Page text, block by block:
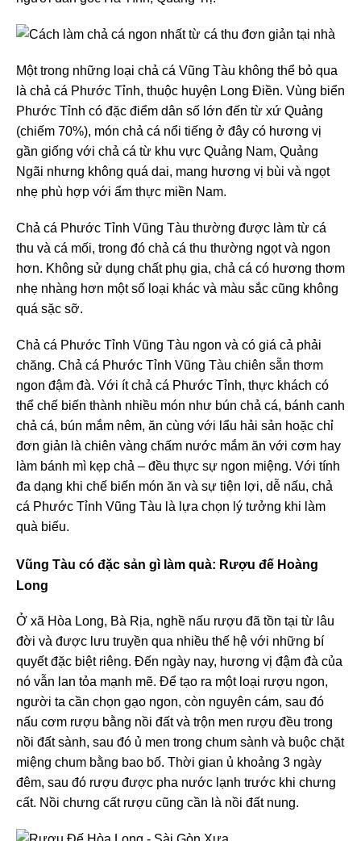
Một trong những loại chả cá Vũng Tàu không thể bỏ qua
là chả cá Phước Tỉnh, thuộc huyện Long Điền. Vùng biển
Phước Tỉnh có đặc điểm dân số lớn đến từ xứ Quảng
(chiếm 70%), món chả cá nổi tiếng ở đây có hương vị
gần giống với chả cá từ khu vực Quảng Nam, Quảng
Ngãi nhưng không quá dai, mang hương vị bùi và ngọt
nhẹ phù hợp với ẩm thực miền Nam.
Chả cá Phước Tỉnh Vũng Tàu thường được làm từ cá
thu và cá mối, trong đó chả cá thu thường ngọt và ngon
hơn. Không sử dụng chất phụ gia, chả cá có hương thơm
nhẹ nhàng hơn một số loại khác và màu sắc cũng không
quá sặc sỡ.
Chả cá Phước Tỉnh Vũng Tàu ngon và có giá cả phải
chăng. Chả cá Phước Tỉnh Vũng Tàu chiên sẵn thơm
ngon đậm đà. Với ít chả cá Phước Tỉnh, thực khách có
thể chế biến thành nhiều món như bún chả cá, bánh canh
chả cá, bún mắm nêm, ăn cùng với lẩu hải sản hoặc chỉ
đơn giản là chiên vàng chấm nước mắm ăn với cơm hay
làm bánh mì kẹp chả – đều thực sự ngon miệng. Với tính
đa dạng khi chế biến món ăn và sự tiện lợi, dễ nấu, chả
cá Phước Tỉnh Vũng Tàu là lựa chọn lý tưởng khi làm
quà biếu.
Vũng Tàu có đặc sản gì làm quà: Rượu đế Hoàng
Long
Ở xã Hòa Long, Bà Rịa, nghề nấu rượu đã tồn tại từ lâu
đời và được lưu truyền qua nhiều thế hệ với những bí
quyết đặc biệt riêng. Đến ngày nay, hương vị đậm đà của
nó vẫn lan tỏa mạnh mẽ. Để tạo ra một loại rượu ngon,
người ta cần chọn gạo ngon, còn nguyên cám, sau đó
nấu cơm rượu bằng nồi đất và trộn men rượu đều trong
nồi đất sành, sau đó ủ men trong chum sành và buộc chặt
miệng chum bằng bao bố. Thời gian ủ khoảng 3 ngày
đêm, sau đó rượu được pha nước lạnh trước khi chưng
cất. Nồi chưng cất rượu cũng cần là nồi đất nung.